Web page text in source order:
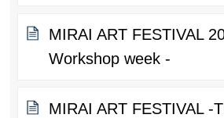
MIRAI ART FESTIVAL
Workshop week -
MIRAI ART FESTIVAL -